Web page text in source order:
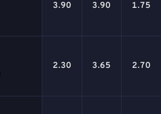
3.90 3.90 1.75
2.30 3.65 2.70